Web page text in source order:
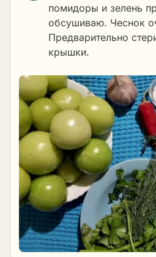
помидоры и зелень
обсушиваю. Чеснок
Предварительно
крышки.